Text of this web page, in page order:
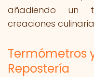
añadiendo un
creaciones
Termómetros
Repostería